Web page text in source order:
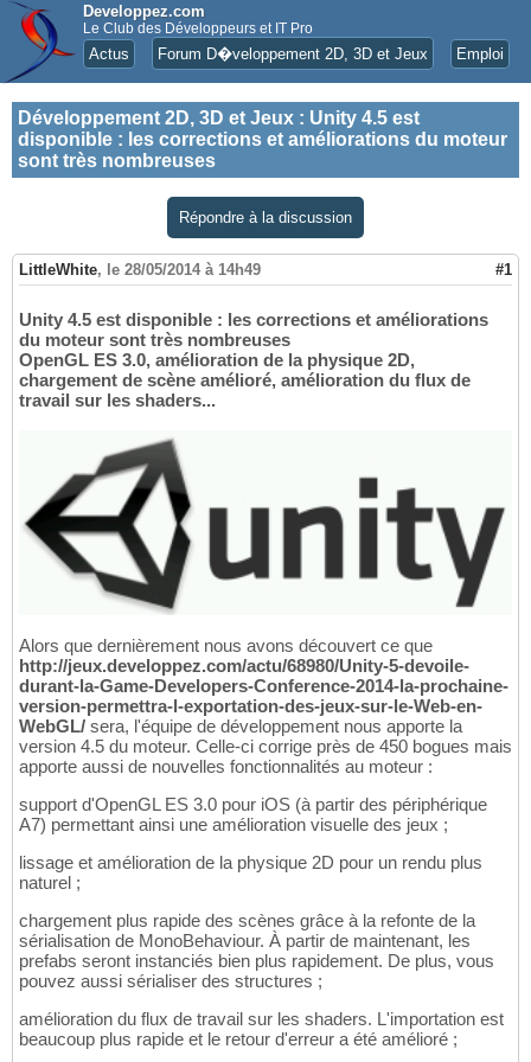
Developpez.com
Le Club des Développeurs et IT Pro
Actus Forum D�veloppement 2D, 3D et Jeux Emploi
Développement 2D, 3D et Jeux : Unity 4.5 est
disponible : les corrections et améliorations du moteur
sont très nombreuses
Répondre à la discussion
LittleWhite, le 28/05/2014 à 14h49 #1
Unity 4.5 est disponible : les corrections et améliorations
du moteur sont très nombreuses
OpenGL ES 3.0, amélioration de la physique 2D,
chargement de scène amélioré, amélioration du flux de
travail sur les shaders...
Alors que dernièrement nous avons découvert ce que
http://jeux.developpez.com/actu/68980/Unity-5-devoile-
durant-la-Game-Developers-Conference-2014-la-prochaine-
version-permettra-l-exportation-des-jeux-sur-le-Web-en-
WebGL/ sera, l'équipe de développement nous apporte la
version 4.5 du moteur. Celle-ci corrige près de 450 bogues mais
apporte aussi de nouvelles fonctionnalités au moteur :
support d'OpenGL ES 3.0 pour iOS (à partir des périphérique
A7) permettant ainsi une amélioration visuelle des jeux ;
lissage et amélioration de la physique 2D pour un rendu plus
naturel ;
chargement plus rapide des scènes grâce à la refonte de la
sérialisation de MonoBehaviour. À partir de maintenant, les
prefabs seront instanciés bien plus rapidement. De plus, vous
pouvez aussi sérialiser des structures ;
amélioration du flux de travail sur les shaders. L'importation est
beaucoup plus rapide et le retour d'erreur a été amélioré ;